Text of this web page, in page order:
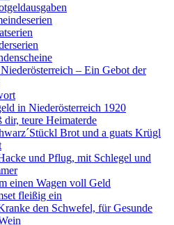
– Ein Gebot der
in Niederösterreich 1920
dir, teure Heimaterde
Brot und a guats Krügl
und Pflug, mit Schlegel und
einen Wagen voll Geld
fleißig ein
den Schwefel, für Gesunde